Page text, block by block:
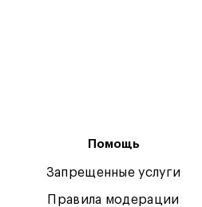
Помощь
Запрещенные услуги
Правила модерации